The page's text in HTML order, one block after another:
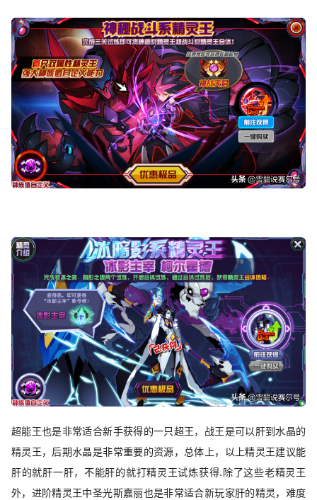
超能王也是非常适合新手获得的一只超王，战王是可以肝到水晶的
精灵王，后期水晶是非常重要的资源，总体上，以上精灵王建议能
肝的就肝一肝，不能肝的就打精灵王试炼获得.除了这些老精灵王
外，进阶精灵王中圣光斯嘉丽也是非常适合新玩家肝的精灵，难度